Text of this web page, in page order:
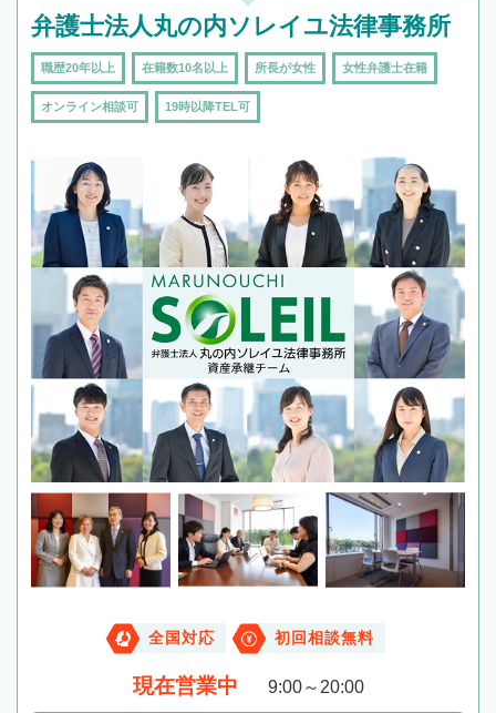
弁護士法人丸の内ソレイユ法律事務所
職歴20年以上 在籍数10名以上 所長が女性 女性弁護士在籍
オンライン相談可 19時以降TEL可
全国対応 初回相談無料
現在営業中 9:00～20:00